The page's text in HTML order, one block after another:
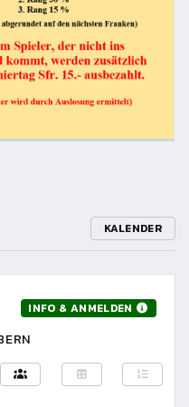
KALENDER
INFO & ANMELDEN